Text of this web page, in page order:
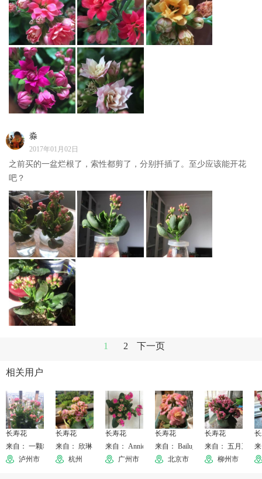
淼
2017年01月02日
之前买的一盆烂根了，索性都剪了，分别扦插了。至少应该能开花
吧？
1 2 下一页
相关用户
长寿花
来自： 一颗糖
泸州市
长寿花
来自： 欣琳
杭州
长寿花
来自： Annie
广州市
长寿花
来自： Bailu_Yuan
北京市
长寿花
来自： 五月五月
柳州市